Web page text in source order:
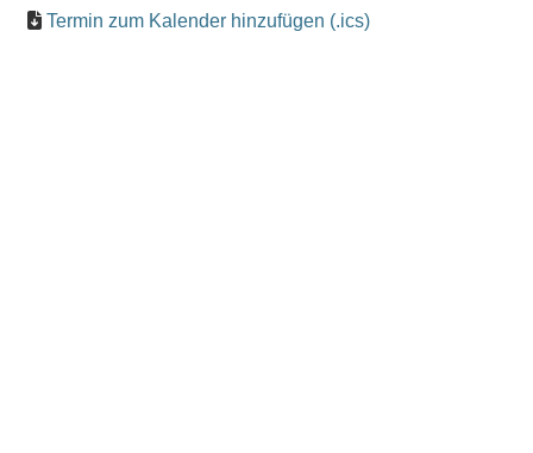
Termin zum Kalender hinzufügen (.ics)